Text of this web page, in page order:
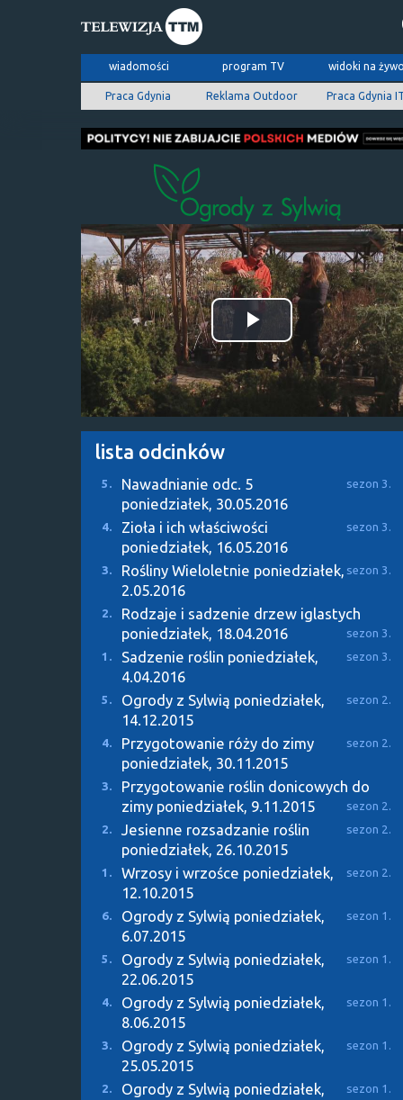
wiadomości program TV widoki na
Praca Gdynia Reklama Outdoor Praca Gdynia
Odtwórz
wideo
lista odcinków
5. Nawadnianie odc. 5 sezon 3.
poniedziałek, 30.05.2016
4. Zioła i ich właściwości sezon 3.
poniedziałek, 16.05.2016
3. Rośliny Wieloletnie sezon 3.
poniedziałek,
2.05.2016
2. Rodzaje i sadzenie drzew iglastych
sezon 3.
poniedziałek, 18.04.2016
1. Sadzenie roślin sezon 3.
poniedziałek,
4.04.2016
5. Ogrody z Sylwią sezon 2.
poniedziałek,
14.12.2015
4. Przygotowanie róży do zimy sezon 2.
poniedziałek, 30.11.2015
3.
Przygotowanie roślin donicowych do
zimy
sezon 2.
poniedziałek, 9.11.2015
2. Jesienne rozsadzanie roślin sezon 2.
poniedziałek, 26.10.2015
1. Wrzosy i wrzośce sezon 2.
poniedziałek,
12.10.2015
6. Ogrody z Sylwią sezon 1.
poniedziałek,
6.07.2015
5. Ogrody z Sylwią sezon 1.
poniedziałek,
22.06.2015
4. Ogrody z Sylwią sezon 1.
poniedziałek,
8.06.2015
3. Ogrody z Sylwią sezon 1.
poniedziałek,
25.05.2015
2. Ogrody z Sylwią sezon 1.
poniedziałek,